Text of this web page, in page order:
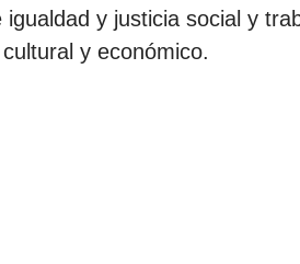
y justicia social y
y económico.